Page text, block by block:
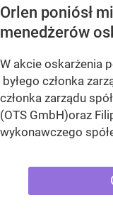
Orlen poniósł
menedżerów
W akcie oskarżenia
byłego członka
członka zarządu
(OTS GmbH)oraz
wykonawczego